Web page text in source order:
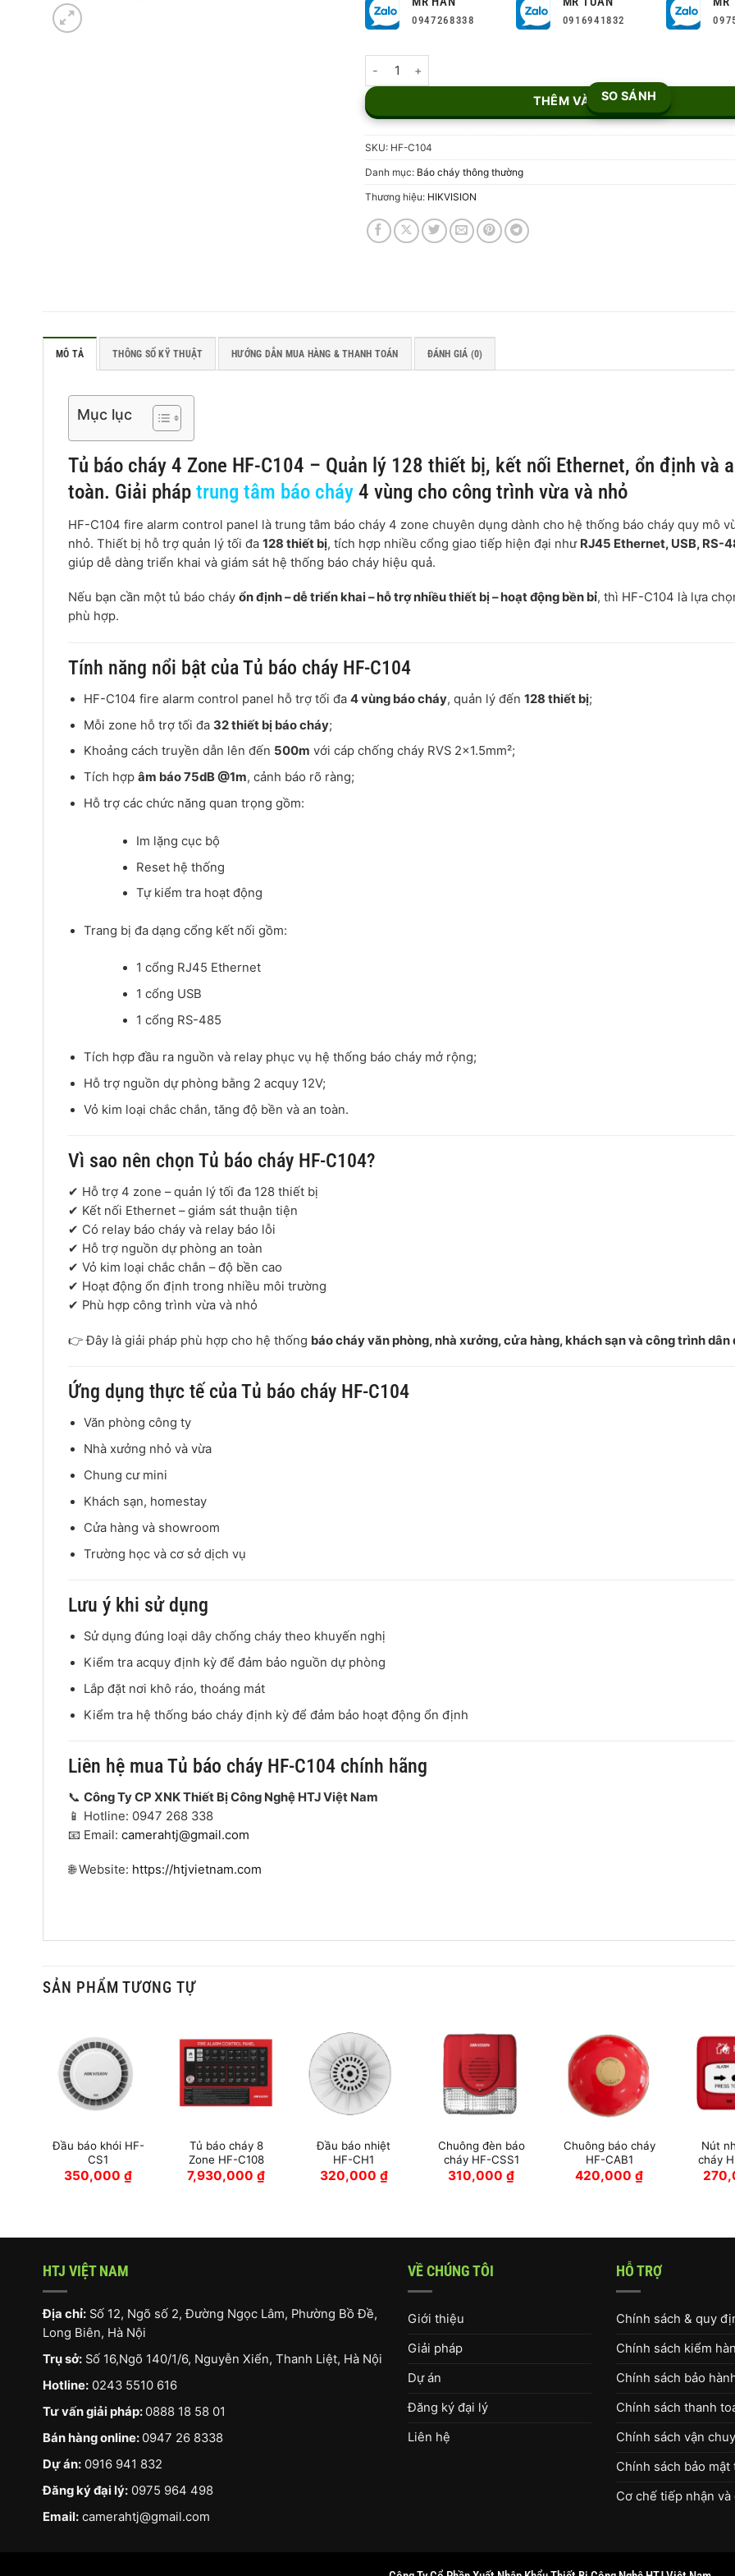
0947268338 0916941832
Tủ báo cháy 4 Zone HF-C104 số lượng
THÊM VÀO GIỎSO SÁNH
SKU: HF-C104
Danh mục: Báo cháy thông thường
Thương hiệu: HIKVISION
MÔ TẢ THÔNG SỐ KỸ THUẬT HƯỚNG DẪN MUA HÀNG & THANH TOÁN ĐÁNH GIÁ (0)
Mục lục
Tủ báo cháy 4 Zone HF-C104 – Quản lý 128 thiết bị, kết nối Ethernet, ổn định và
toàn. Giải pháp trung tâm báo cháy 4 vùng cho công trình vừa và nhỏ
HF-C104 fire alarm control panel là trung tâm báo cháy 4 zone chuyên dụng dành cho hệ thống báo cháy quy mô
nhỏ. Thiết bị hỗ trợ quản lý tối đa 128 thiết bị, tích hợp nhiều cổng giao tiếp hiện đại như RJ45 Ethernet, USB, RS-
giúp dễ dàng triển khai và giám sát hệ thống báo cháy hiệu quả.
Nếu bạn cần một tủ báo cháy ổn định – dễ triển khai – hỗ trợ nhiều thiết bị – hoạt động bền bỉ, thì HF-C104 là lựa
phù hợp.
Tính năng nổi bật của Tủ báo cháy HF-C104
HF-C104 fire alarm control panel hỗ trợ tối đa4 vùng báo cháy, quản lý đến128 thiết bị;
Mỗi zone hỗ trợ tối đa 32 thiết bị báo cháy;
Khoảng cách truyền dẫn lên đến 500m với cáp chống cháy RVS 2×1.5mm²;
Tích hợpâm báo 75dB @1m, cảnh báo rõ ràng;
Hỗ trợ các chức năng quan trọng gồm:
Im lặng cục bộ
Reset hệ thống
Tự kiểm tra hoạt động
Trang bị đa dạng cổng kết nối gồm:
1 cổng RJ45 Ethernet
1 cổng USB
1 cổng RS-485
Tích hợp đầu ra nguồn và relay phục vụ hệ thống báo cháy mở rộng;
Hỗ trợ nguồn dự phòng bằng 2 acquy 12V;
Vỏ kim loại chắc chắn, tăng độ bền và an toàn.
Vì sao nên chọn Tủ báo cháy HF-C104?
✔ Hỗ trợ 4 zone – quản lý tối đa 128 thiết bị
✔ Kết nối Ethernet – giám sát thuận tiện
✔ Có relay báo cháy và relay báo lỗi
✔ Hỗ trợ nguồn dự phòng an toàn
✔ Vỏ kim loại chắc chắn – độ bền cao
✔ Hoạt động ổn định trong nhiều môi trường
✔ Phù hợp công trình vừa và nhỏ
👉 Đây là giải pháp phù hợp cho hệ thống báo cháy văn phòng, nhà xưởng, cửa hàng, khách sạn và công trình dân
Ứng dụng thực tế của Tủ báo cháy HF-C104
Văn phòng công ty
Nhà xưởng nhỏ và vừa
Chung cư mini
Khách sạn, homestay
Cửa hàng và showroom
Trường học và cơ sở dịch vụ
Lưu ý khi sử dụng
Sử dụng đúng loại dây chống cháy theo khuyến nghị
Kiểm tra acquy định kỳ để đảm bảo nguồn dự phòng
Lắp đặt nơi khô ráo, thoáng mát
Kiểm tra hệ thống báo cháy định kỳ để đảm bảo hoạt động ổn định
Liên hệ mua Tủ báo cháy HF-C104 chính hãng
📞 Công Ty CP XNK Thiết Bị Công Nghệ HTJ Việt Nam
📱 Hotline: 0947 268 338
📧 Email: camerahtj@gmail.com
🌐 Website: https://htjvietnam.com
SẢN PHẨM TƯƠNG TỰ
Đầu báo khói HF-
CS1
350,000₫
Tủ báo cháy 8
Zone HF-C108
7,930,000₫
Đầu báo nhiệt
HF-CH1
320,000 ₫
Chuông đèn báo
cháy HF-CSS1
310,000₫
Chuông báo cháy
HF-CAB1
420,000₫
Nút
cháy
HTJ VIỆT NAM
Địa chỉ: Số 12, Ngõ số 2, Đường Ngọc Lâm, Phường Bồ Đề,
Long Biên, Hà Nội
Trụ sở: Số 16,Ngõ 140/1/6, Nguyễn Xiển, Thanh Liệt, Hà Nội
Hotline: 0243 5510 616
Tư vấn giải pháp: 0888 18 58 01
Bán hàng online: 0947 26 8338
Dự án: 0916 941 832
Đăng ký đại lý: 0975 964 498
Email: camerahtj@gmail.com
VỀ CHÚNG TÔI
Giới thiệu
Giải pháp
Dự án
Đăng ký đại lý
Liên hệ
HỖ TRỢ
Chính sách & quy
Chính sách kiểm
Chính sách bảo
Chính sách thanh
Chính sách vận
Chính sách bảo mật
Cơ chế tiếp nhận